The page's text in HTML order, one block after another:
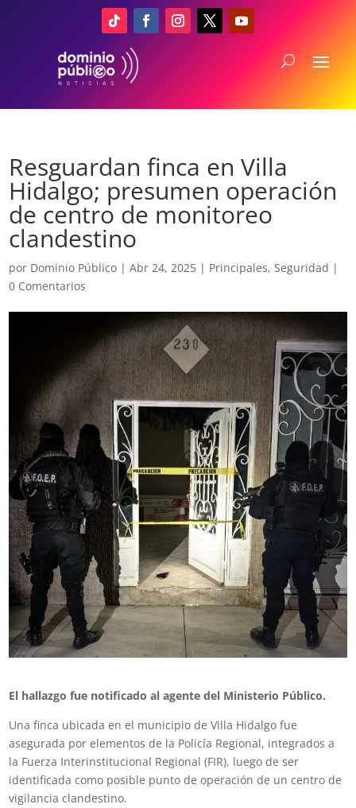
Resguardan finca en Villa
Hidalgo; presumen operación
de centro de monitoreo
clandestino
por Dominio Público |Abr 24, 2025 | Principales,Seguridad |
0 Comentarios
El hallazgo fue notificado al agente del Ministerio Público.
Una finca ubicada en el municipio de Villa Hidalgo fue
asegurada por elementos de la Policía Regional, integrados a
la Fuerza Interinstitucional Regional (FIR), luego de ser
identificada como posible punto de operación de un centro de
vigilancia clandestino.